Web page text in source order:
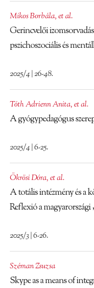
Mikos Borbála,et al.
Gerincvelői
pszichoszociális és
2025/4 | 26-48.
Tóth Adrienn Anita,et al.
A gyógypedagógus
2025/4 | 6-25.
Ökrösi Dóra,et al.
A totális intézmény és a
Reflexió a
2025/3 | 6-26.
Széman Zsuzsa
Skype as a means of